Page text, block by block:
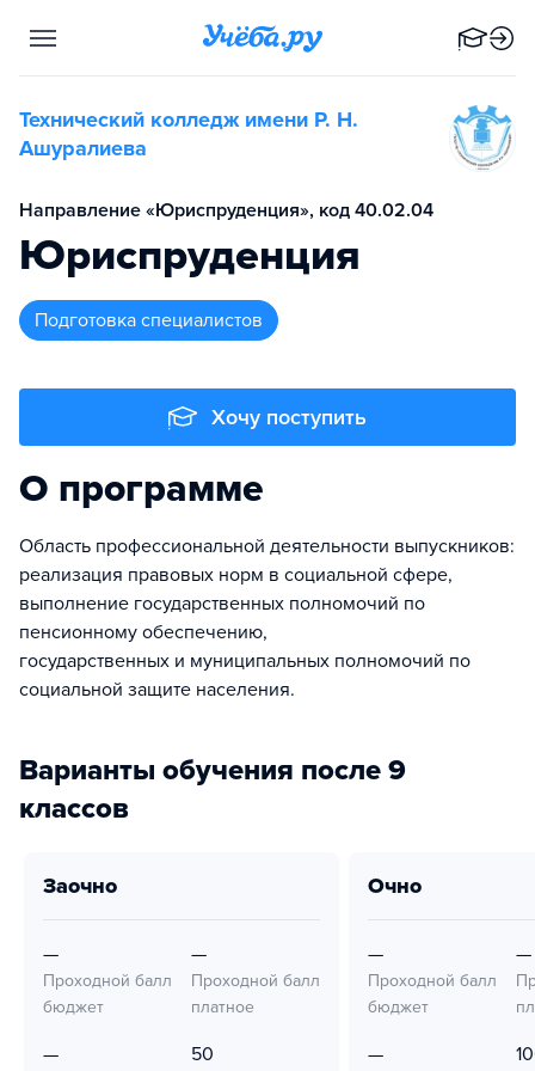
Технический колледж имени Р. Н.
Ашуралиева
Направление «Юриспруденция», код 40.02.04
Юриспруденция
подготовка специалистов
Хочу поступить
О программе
Область профессиональной деятельности выпускников:
реализация правовых норм в социальной сфере,
выполнение государственных полномочий по
пенсионному обеспечению,
государственных и муниципальных полномочий по
социальной защите населения.
Варианты обучения после 9
классов
заочно
—
Проходной балл
бюджет
—
Проходной балл
платное
— 50
очно
—
Проходной балл
бюджет
—
—